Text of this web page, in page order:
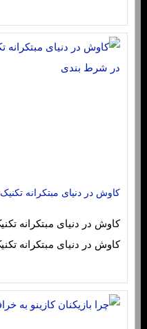
کاوش در دنیای مبتکرانه
کاوش در دنیای مبتکرانه
کاوش در دنیای مبتکرانه